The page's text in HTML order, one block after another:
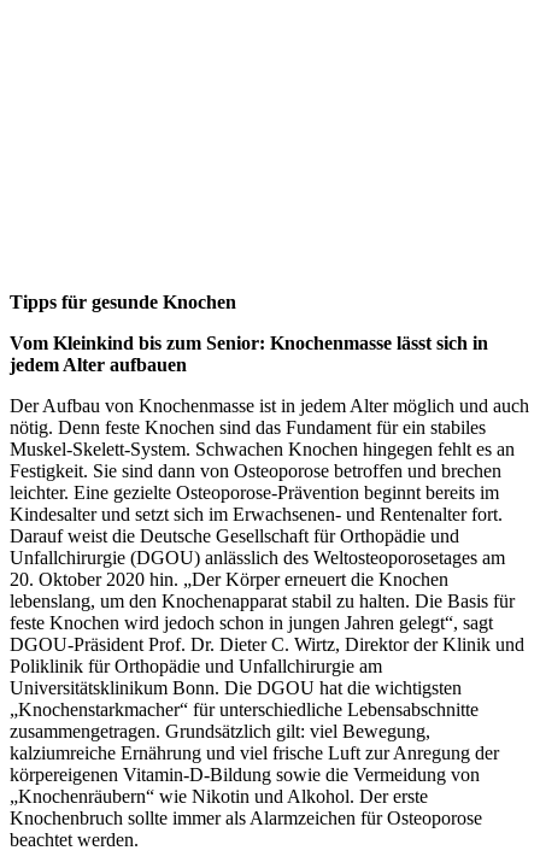
Tipps für gesunde Knochen
Vom Kleinkind bis zum Senior: Knochenmasse lässt sich in
jedem Alter aufbauen
Der Aufbau von Knochenmasse ist in jedem Alter möglich und auch
nötig. Denn feste Knochen sind das Fundament für ein stabiles
Muskel-Skelett-System. Schwachen Knochen hingegen fehlt es an
Festigkeit. Sie sind dann von Osteoporose betroffen und brechen
leichter. Eine gezielte Osteoporose-Prävention beginnt bereits im
Kindesalter und setzt sich im Erwachsenen- und Rentenalter fort.
Darauf weist die Deutsche Gesellschaft für Orthopädie und
Unfallchirurgie (DGOU) anlässlich des Weltosteoporosetages am
20. Oktober 2020 hin. „Der Körper erneuert die Knochen
lebenslang, um den Knochenapparat stabil zu halten. Die Basis für
feste Knochen wird jedoch schon in jungen Jahren gelegt“, sagt
DGOU-Präsident Prof. Dr. Dieter C. Wirtz, Direktor der Klinik und
Poliklinik für Orthopädie und Unfallchirurgie am
Universitätsklinikum Bonn. Die DGOU hat die wichtigsten
„Knochenstarkmacher“ für unterschiedliche Lebensabschnitte
zusammengetragen. Grundsätzlich gilt: viel Bewegung,
kalziumreiche Ernährung und viel frische Luft zur Anregung der
körpereigenen Vitamin-D-Bildung sowie die Vermeidung von
„Knochenräubern“ wie Nikotin und Alkohol. Der erste
Knochenbruch sollte immer als Alarmzeichen für Osteoporose
beachtet werden.